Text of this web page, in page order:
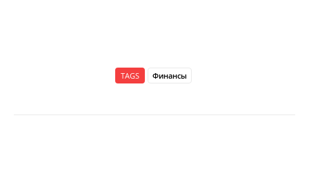
TAGS Финансы